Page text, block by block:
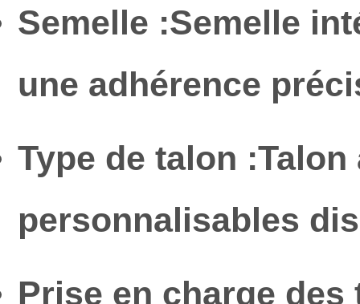
Semelle :Semelle
une adhérence
Type de talon :
personnalisables
Prise en charge des